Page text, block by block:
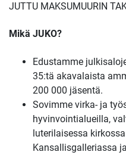
JUTTU MAKSUMUURIN
Mikä JUKO?
Edustamme
35:tä akavalaista
200 000 jäsentä.
Sovimme virka- ja
hyvinvointialueilla,
luterilaisessa
Kansallisgalleriassa